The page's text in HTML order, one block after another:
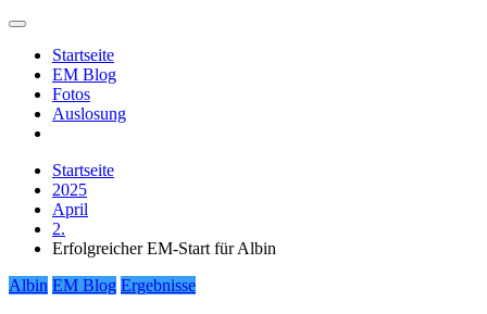
Zum
springenStartseite
EM Blog
Fotos
Auslosung
Startseite
2025
April
2.
Erfolgreicher EM-Start für Albin
Albin EM Blog Ergebnisse